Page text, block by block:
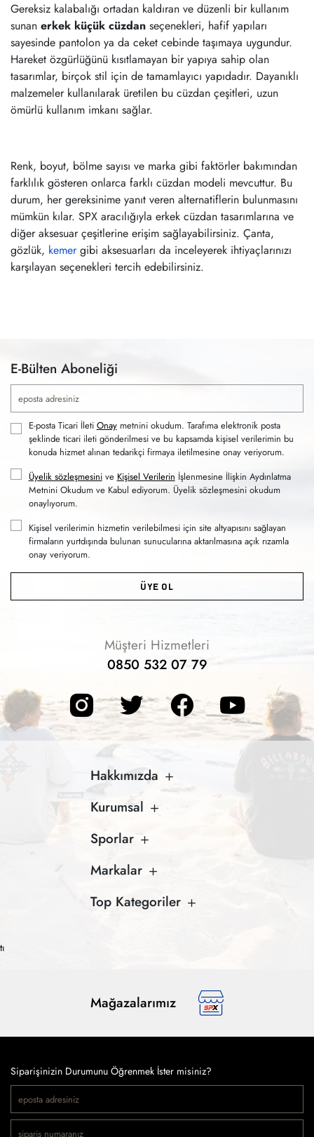
Gereksiz kalabalığı ortadan kaldıran ve düzenli bir kullanım
sunan erkek küçük cüzdan seçenekleri, hafif yapıları
sayesinde pantolon ya da ceket cebinde taşımaya uygundur.
Hareket özgürlüğünü kısıtlamayan bir yapıya sahip olan
tasarımlar, birçok stil için de tamamlayıcı yapıdadır. Dayanıklı
malzemeler kullanılarak üretilen bu cüzdan çeşitleri, uzun
ömürlü kullanım imkanı sağlar.
Renk, boyut, bölme sayısı ve marka gibi faktörler bakımından
farklılık gösteren onlarca farklı cüzdan modeli mevcuttur. Bu
durum, her gereksinime yanıt veren alternatiflerin bulunmasını
mümkün kılar. SPX aracılığıyla erkek cüzdan tasarımlarına ve
diğer aksesuar çeşitlerine erişim sağlayabilirsiniz. Çanta,
gözlük, kemergibi aksesuarları da inceleyerek ihtiyaçlarınızı
karşılayan seçenekleri tercih edebilirsiniz.
E-Bülten Aboneliği
E-posta Ticari İleti Onaymetnini okudum. Tarafıma elektronik posta
şeklinde ticari ileti gönderilmesi ve bu kapsamda kişisel verilerimin bu
konuda hizmet alınan tedarikçi firmaya iletilmesine onay veriyorum.
Üyelik sözleşmesinive Kişisel Verilerin İşlenmesine İlişkin Aydınlatma
Metnini Okudum ve Kabul ediyorum. Üyelik sözleşmesini okudum
onaylıyorum.
Kişisel verilerimin hizmetin verilebilmesi için site altyapısını sağlayan
firmaların yurtdışında bulunan sunucularına aktarılmasına açık rızamla
onay veriyorum.
ÜYE OL
Müşteri Hizmetleri
0850 532 07 79
Hakkımızda
Kurumsal
Sporlar
Markalar
Top Kategoriler
Mağazalarımız
Siparişinizin Durumunu Öğrenmek İster misiniz?